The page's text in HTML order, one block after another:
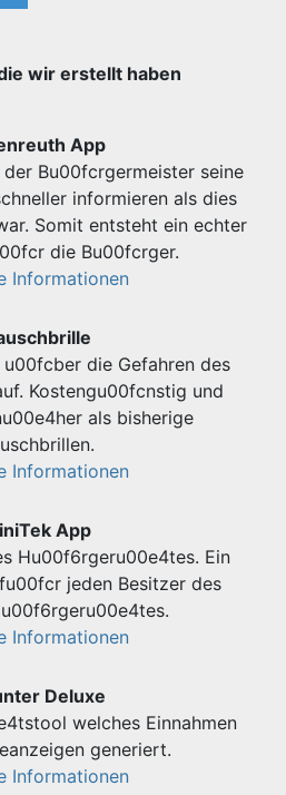
wir erstellt haben
App
Bu00fcrgermeister seine
informieren als dies
Somit entsteht ein echter
die Bu00fcrger.
Informationen
die Gefahren des
Kostengu00fcnstig und
als bisherige
Informationen
App
Hu00f6rgeru00e4tes. Ein
jeden Besitzer des
Informationen
Deluxe
welches Einnahmen
generiert.
Informationen